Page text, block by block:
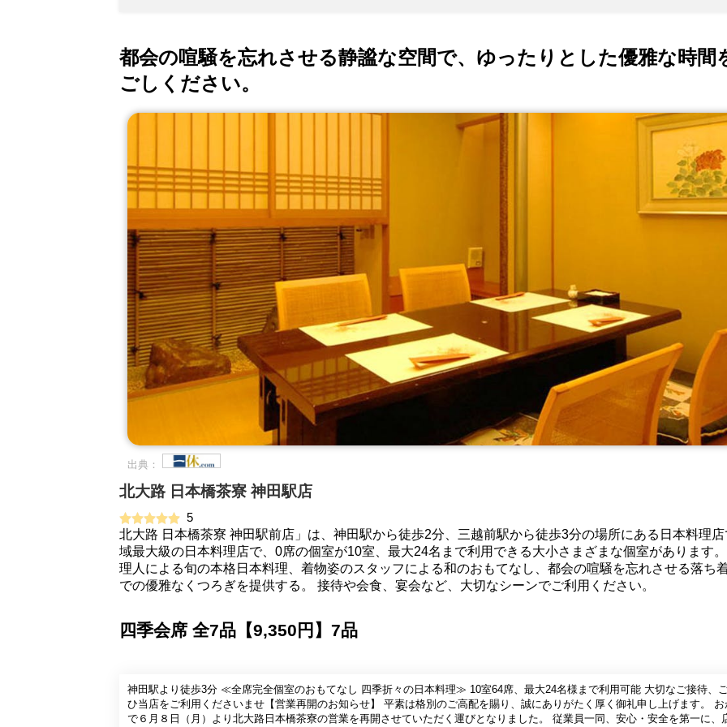
都会の喧騒を忘れさせる静謐な空間で、ゆったりとした優雅な時間
ごしください。
出典：
北大路 日本橋茶寮 神田駅店
5
北大路 日本橋茶寮 神田駅前店」は、神田駅から徒歩2分、三越前駅から徒歩3分の場所にある日本料理
域最大級の日本料理店で、0席の個室が10室、最大24名まで利用できる大小さまざまな個室があります
理人による旬の本格日本料理、着物姿のスタッフによる和のおもてなし、都会の喧騒を忘れさせる落ち
での優雅なくつろぎを提供する。 接待や会食、宴会など、大切なシーンでご利用ください。
四季会席 全7品【9,350円】7品
神田駅より徒歩3分 ≪全席完全個室のおもてなし 四季折々の日本料理≫ 10室64席、最大24名様まで利用可能 大切なご接待、
ひ当店をご利用くださいませ【営業再開のお知らせ】 平素は格別のご高配を賜り、誠にありがたく厚く御礼申し上げます。
で６月８日（月）より北大路日本橋茶寮の営業を再開させていただく運びとなりました。 従業員一同、安心・安全を第一に、